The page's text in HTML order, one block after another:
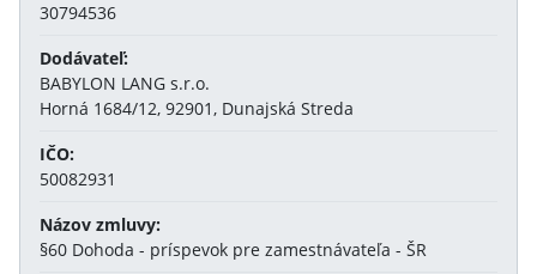
30794536
Dodávateľ:
BABYLON LANG s.r.o.
Horná 1684/12, 92901, Dunajská Streda
IČO:
50082931
Názov zmluvy:
§60 Dohoda - príspevok pre zamestnávateľa - ŠR